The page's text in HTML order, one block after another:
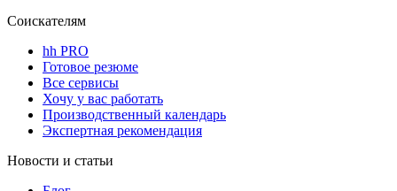
Соискателям
hh PRO
Готовое резюме
Все сервисы
Хочу у вас работать
Производственный календарь
Экспертная рекомендация
Новости и статьи